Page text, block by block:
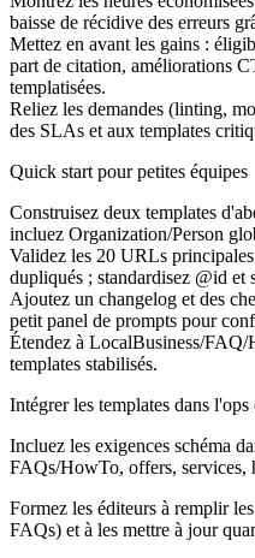
baisse de récidive des erreurs
Mettez en avant les gains :
part de citation, améliorations
templatisées.
Reliez les demandes (linting,
des SLAs et aux templates
Quick start pour petites équipes
Construisez deux templates
incluez Organization/Person
Validez les 20 URLs
dupliqués ; standardisez @id et
Ajoutez un changelog et des
petit panel de prompts pour
Étendez à LocalBusiness/
templates stabilisés.
Intégrer les templates dans l'ops
Incluez les exigences schéma
FAQs/HowTo, offers, services,
Formez les éditeurs à remplir
FAQs) et à les mettre à jour